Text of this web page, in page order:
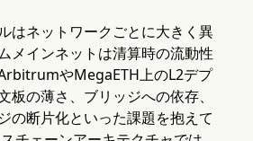
はネットワークごとに大きく異
メインネットは清算時の流動性
やMegaETH上のL2デプ
板の薄さ、ブリッジへの依存、
の断片化といった課題を抱えて